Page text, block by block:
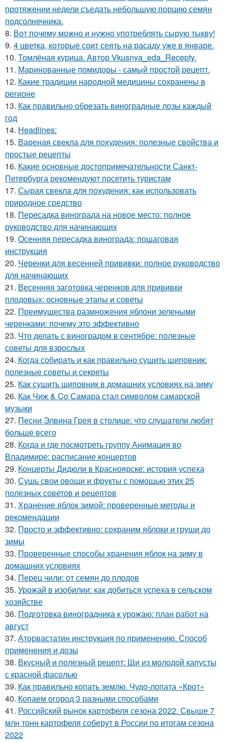
протяжении недели съедать небольшую порцию семян
подсолнечника.
8. Вот почему можно и нужно употреблять сырую тыкву!
9. 4 цветка, которые соит сеять на расаду уже в январе.
10. Томлёная курица. Автор Vkusnya_eda_Recepty.
11. Маринованные помидоры - самый простой рецепт.
12. Какие традиции народной медицины сохранены в
регионе
13. Как правильно обрезать виноградные лозы каждый
год
14. Headlines:
15. Вареная свекла для похудения: полезные свойства и
простые рецепты
16. Какие основные достопримечательности Санкт-
Петербурга рекомендуют посетить туристам
17. Сырая свекла для похудения: как использовать
природное средство
18. Пересадка винограда на новое место: полное
руководство для начинающих
19. Осенняя пересадка винограда: пошаговая
инструкция
20. Черенки для весенней прививки: полное руководство
для начинающих
21. Весенняя заготовка черенков для прививки
плодовых: основные этапы и советы
22. Преимущества размножения яблони зелеными
черенками: почему это эффективно
23. Что делать с виноградом в сентябре: полезные
советы для взрослых
24. Когда собирать и как правильно сушить шиповник:
полезные советы и секреты
25. Как сушить шиповник в домашних условиях на зиму
26. Как Чиж & Co Самара стал символом самарской
музыки
27. Песни Элвина Грея в столице: что слушатели любят
больше всего
28. Когда и где посмотреть группу Анимация во
Владимире: расписание концертов
29. Концерты Дидюли в Красноярске: история успеха
30. Сушь свои овощи и фрукты с помощью этих 25
полезных советов и рецептов
31. Хранение яблок зимой: проверенные методы и
рекомендации
32. Просто и эффективно: сохраним яблоки и груши до
зимы
33. Проверенные способы хранения яблок на зиму в
домашних условиях
34. Перец чили: от семян до плодов
35. Урожай в изобилии: как добиться успеха в сельском
хозяйстве
36. Подготовка виноградника к урожаю: план работ на
август
37. Аторвастатин инструкция по применению. Способ
применения и дозы
38. Вкусный и полезный рецепт: Щи из молодой капусты
с красной фасолью
39. Как правильно копать землю. Чудо-лопата «Крот»
40. Копаем огород 3 разными способами
41. Российский рынок картофеля сезона 2022. Свыше 7
млн тонн картофеля соберут в России по итогам сезона
2022